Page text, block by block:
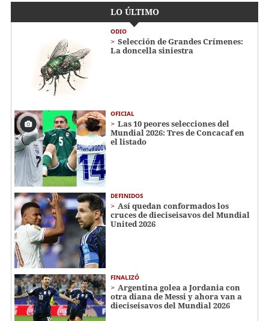
LO ÚLTIMO
ODIO
Selección de Grandes Crímenes:
La doncella siniestra
OFICIAL
Las 10 peores selecciones del
Mundial 2026: Tres de Concacaf en
el listado
DEFINIDOS
Así quedan conformados los
cruces de dieciseisavos del Mundial
United 2026
FINALIZÓ
Argentina golea a Jordania con
otra diana de Messi y ahora van a
dieciseisavos del Mundial 2026